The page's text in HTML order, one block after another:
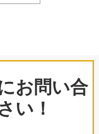
お問い合
い！